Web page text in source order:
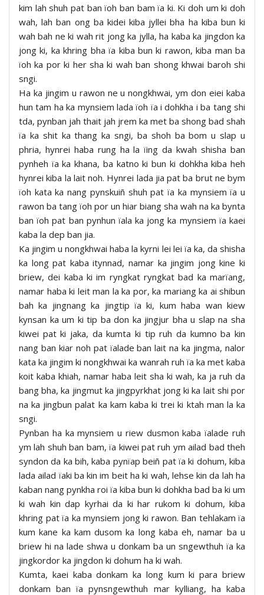
kim lah shuh pat ban ïoh ban bam ïa ki. Ki doh um ki doh
wah, lah ban ong ba kidei kiba jyllei bha ha kiba bun ki
wah bah ne ki wah rit jong ka jylla, ha kaba ka jingdon ka
jong ki, ka khring bha ïa kiba bun ki rawon, kiba man ba
ïoh ka por ki her sha ki wah ban shong khwai baroh shi
sngi.
Ha ka jingim u rawon ne u nongkhwai, ym don eiei kaba
hun tam ha ka mynsiem lada ïoh ïa i dohkha i ba tang shi
tda, pynban jah thait jah jrem ka met ba shong bad shah
ïa ka shit ka thang ka sngi, ba shoh ba bom u slap u
phria, hynrei haba rung ha la ïing da kwah shisha ban
pynheh ïa ka khana, ba katno ki bun ki dohkha kiba heh
hynrei kiba la lait noh. Hynrei lada jia pat ba brut ne bym
ïoh kata ka nang pynskuiñ shuh pat ïa ka mynsiem ïa u
rawon ba tang ïoh por un hiar biang sha wah na ka bynta
ban ïoh pat ban pynhun ïala ka jong ka mynsiem ïa kaei
kaba la dep ban jia.
Ka jingim u nongkhwai haba la kyrni lei lei ïa ka, da shisha
ka long pat kaba itynnad, namar ka jingim jong kine ki
briew, dei kaba ki im ryngkat ryngkat bad ka marïang,
namar haba ki leit man la ka por, ka mariang ka ai shibun
bah ka jingnang ka jingtip ïa ki, kum haba wan kiew
kynsan ka um ki tip ba don ka jingjur bha u slap na sha
kiwei pat ki jaka, da kumta ki tip ruh da kumno ba kin
nang ban kiar noh pat ïalade ban lait na ka jingma, nalor
kata ka jingim ki nongkhwai ka wanrah ruh ïa ka met kaba
koit kaba khiah, namar haba leit sha ki wah, ka ja ruh da
bang bha, ka jingmut ka jingpyrkhat jong ki ka lait shi por
na ka jingbun palat ka kam kaba ki trei ki ktah man la ka
sngi.
Pynban ha ka mynsiem u riew dusmon kaba ïalade ruh
ym lah shuh ban bam, ïa kiwei pat ruh ym ailad bad theh
syndon da ka bih, kaba pynïap beiñ pat ïa ki dohum, kiba
lada ailad ïaki ba kin im beit ha ki wah, lehse kin da lah ha
kaban nang pynkha roi ïa kiba bun ki dohkha bad ba ki um
ki wah kin dap kyrhai da ki har rukom ki dohum, kiba
khring pat ïa ka mynsiem jong ki rawon. Ban tehlakam ïa
kum kane ka kam dusom ka long kaba eh, namar ba u
briew hi na lade shwa u donkam ba un sngewthuh ïa ka
jingkordor ka jingdon ki dohum ha ki wah.
Kumta, kaei kaba donkam ka long kum ki para briew
donkam ban ïa pynsngewthuh mar kylliang, ha kaba